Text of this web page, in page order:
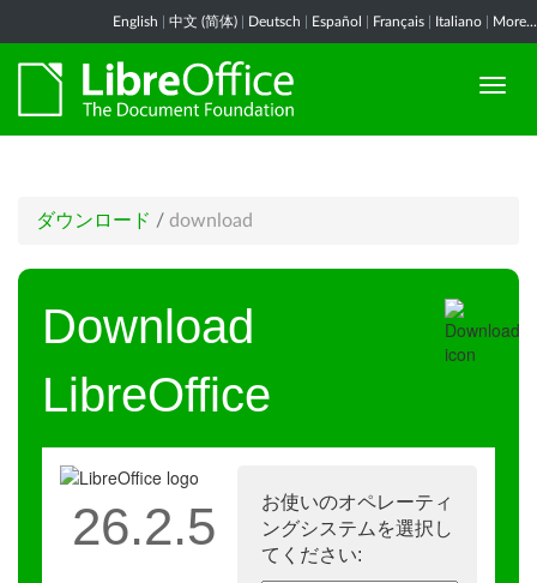
English 中文 (简体) Deutsch Español Français Italiano More...
ダウンロード / download
Download
LibreOffice
お使いのオペレーティ
ングシステムを選択し
てください:
26.2.5